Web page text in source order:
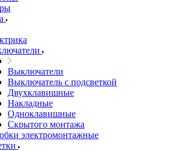
Выключатели
Выключатель с подсветкой
Двухклавишные
Накладные
Одноклавишные
Скрытого монтажа
электромонтажные